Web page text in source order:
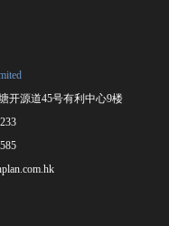
开源道45号有利中心9楼